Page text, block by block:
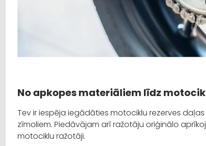
No apkopes materiāliem līdz
Tev ir iespēja iegādāties motociklu rezerves
zīmoliem. Piedāvājam arī ražotāju oriģinālo
motociklu ražotāji.